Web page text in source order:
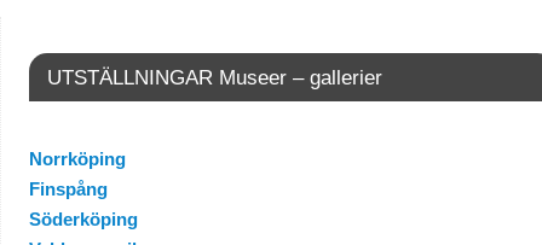
UTSTÄLLNINGAR Museer – gallerier
Norrköping
Finspång
Söderköping